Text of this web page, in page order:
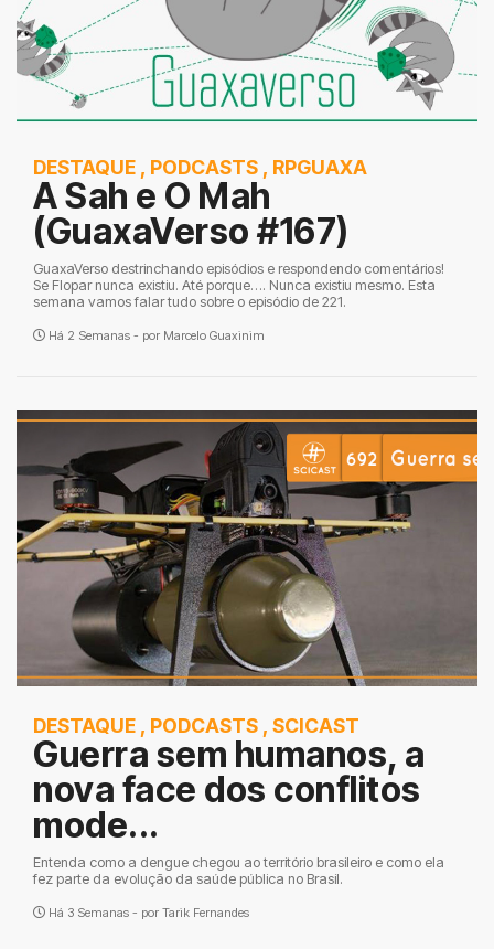
DESTAQUE , PODCASTS , RPGUAXA
A Sah e O Mah
(GuaxaVerso #167)
GuaxaVerso destrinchando episódios e respondendo comentários!
Se Flopar nunca existiu. Até porque…. Nunca existiu mesmo. Esta
semana vamos falar tudo sobre o episódio de 221.
Há 2 Semanas - por Marcelo Guaxinim
DESTAQUE , PODCASTS , SCICAST
Guerra sem humanos, a
nova face dos conflitos
mode...
Entenda como a dengue chegou ao território brasileiro e como ela
fez parte da evolução da saúde pública no Brasil.
Há 3 Semanas - por Tarik Fernandes